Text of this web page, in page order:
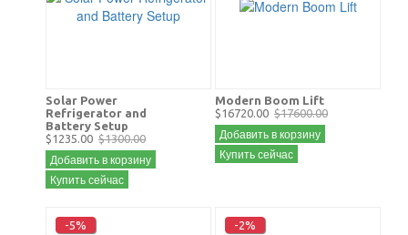
Solar Power
Refrigerator and
Battery Setup
$1235.00 $1300.00
Добавить в корзину
Купить сейчас
Modern Boom Lift
$16720.00 $17600.00
Добавить в корзину
Купить сейчас
-5% -2%